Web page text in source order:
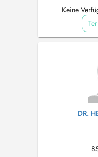
Keine
DR.